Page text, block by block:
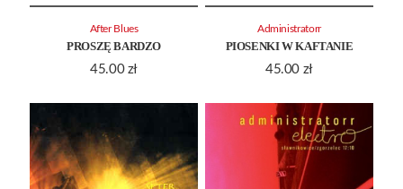
PROSZĘ BARDZO
45.00 zł
After Blues
PIOSENKI W KAFTANIE
45.00 zł
Administratorr